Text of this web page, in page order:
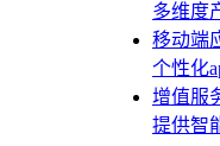
多维度
移动端
个性化
增值服
提供智